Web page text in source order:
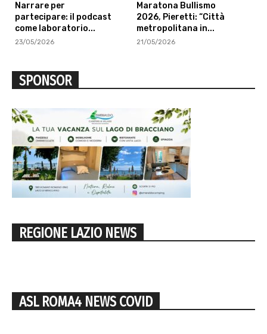
Narrare per
partecipare: il podcast
come laboratorio...
23/05/2026
Maratona Bullismo
2026, Pieretti: “Città
metropolitana in...
21/05/2026
SPONSOR
REGIONE LAZIO NEWS
ASL ROMA4 NEWS COVID